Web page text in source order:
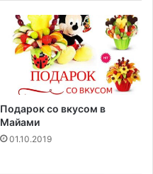
Подарок со вкусом в
Майами
01.10.2019